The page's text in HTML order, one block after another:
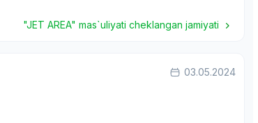
"JET AREA" mas`uliyati cheklangan jamiyati
03.05.2024